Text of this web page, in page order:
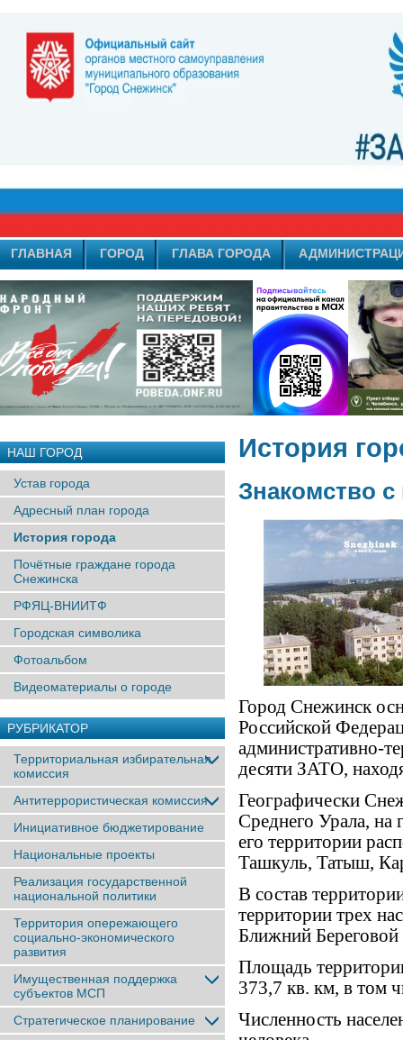
ГЛАВНАЯ ГОРОД ГЛАВА ГОРОДА
НАШ ГОРОД
Устав города
Адресный план города
История города
Почётные граждане города
Снежинска
РФЯЦ-ВНИИТФ
Городская символика
Фотоальбом
Видеоматериалы о городе
РУБРИКАТОР
Территориальная избирательная
комиссия
Антитеррористическая комиссия
Инициативное бюджетирование
Национальные проекты
Реализация государственной
национальной политики
Территория опережающего
социально-экономического
развития
Имущественная поддержка
субъектов МСП
Стратегическое планирование
История
Знакомство
Город Снежинск
Российской
административно-
десяти ЗАТО,
Географически
Среднего Урала, на
его территории
Ташкуль, Татыш,
В состав
территории трех
Ближний
Площадь
373,7 кв. км, в том
Численность